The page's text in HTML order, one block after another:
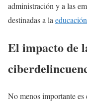
administración y a las
destinadas a la
El impacto de
No menos importante